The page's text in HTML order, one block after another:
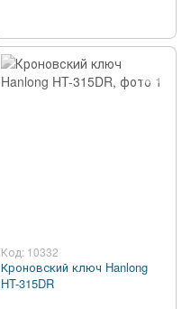
Код: 10332
Кроновский ключ Hanlong
HT-315DR